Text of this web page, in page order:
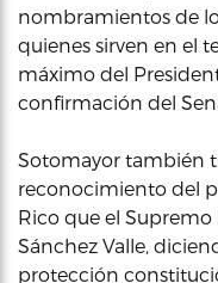
nombramientos de
quienes sirven en el
máximo del
confirmación del
Sotomayor también
reconocimiento del
Rico que el Supremo
Sánchez Valle,
protección